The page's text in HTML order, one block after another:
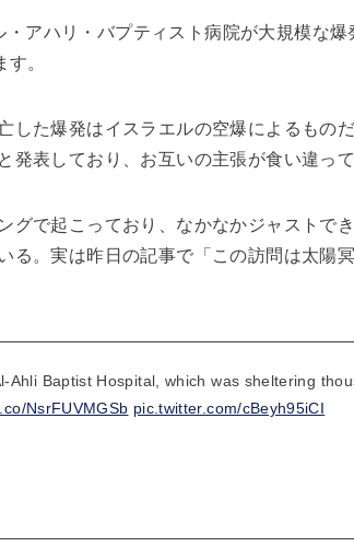
アハリ・バプティスト病院が大規模な
。
した爆発はイスラエルの空爆によるもの
表しており、お互いの主張が食い違って
で起こっており、なかなかジャストで
る。実は昨日の記事で「この訪問は太陽
Baptist Hospital, which was sheltering
NsrFUVMGSb pic.twitter.com/cBeyh95iCI